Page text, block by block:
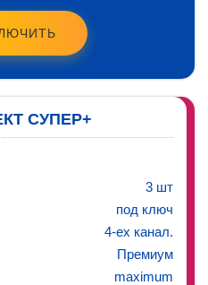
СУПЕР+
3 шт
под ключ
4-ех канал.
Премиум
maximum